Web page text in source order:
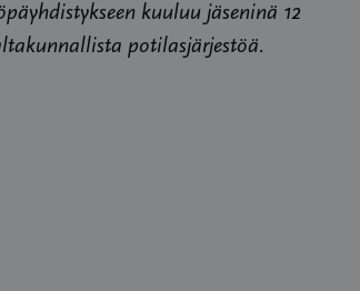
kuuluu jäseninä 12
potilasjärjestöä.